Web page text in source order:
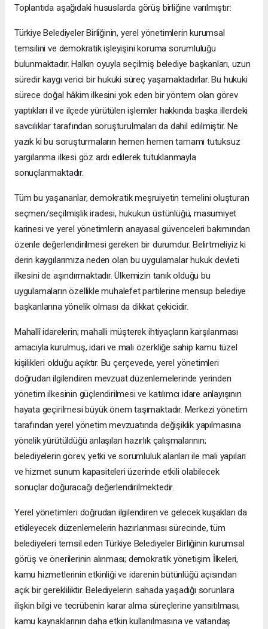
Toplantıda aşağıdaki hususlarda görüş birliğine varılmıştır:
Türkiye Belediyeler Birliğinin, yerel yönetimlerin kurumsal
temsilini ve demokratik işleyişini koruma sorumluluğu
bulunmaktadır. Halkın oyuyla seçilmiş belediye başkanları, uzun
süredir kaygı verici bir hukuki süreç yaşamaktadırlar. Bu hukuki
sürece doğal hâkim ilkesini yok eden bir yöntem olan görev
yaptıkları il ve ilçede yürütülen işlemler hakkında başka illerdeki
savcılıklar tarafından soruşturulmaları da dahil edilmiştir. Ne
yazık ki bu soruşturmaların hemen hemen tamamı tutuksuz
yargılanma ilkesi göz ardı edilerek tutuklanmayla
sonuçlanmaktadır.
Tüm bu yaşananlar, demokratik meşruiyetin temelini oluşturan
seçmen/seçilmişlik iradesi, hukukun üstünlüğü, masumiyet
karinesi ve yerel yönetimlerin anayasal güvenceleri bakımından
özenle değerlendirilmesi gereken bir durumdur. Belirtmeliyiz ki
derin kaygılarımıza neden olan bu uygulamalar hukuk devleti
ilkesini de aşındırmaktadır. Ülkemizin tanık olduğu bu
uygulamaların özellikle muhalefet partilerine mensup belediye
başkanlarına yönelik olması da dikkat çekicidir.
Mahallî idarelerin; mahalli müşterek ihtiyaçların karşılanması
amacıyla kurulmuş, idari ve mali özerkliğe sahip kamu tüzel
kişilikleri olduğu açıktır. Bu çerçevede, yerel yönetimleri
doğrudan ilgilendiren mevzuat düzenlemelerinde yerinden
yönetim ilkesinin güçlendirilmesi ve katılımcı idare anlayışının
hayata geçirilmesi büyük önem taşımaktadır. Merkezi yönetim
tarafından yerel yönetim mevzuatında değişiklik yapılmasına
yönelik yürütüldüğü anlaşılan hazırlık çalışmalarının;
belediyelerin görev, yetki ve sorumluluk alanları ile mali yapıları
ve hizmet sunum kapasiteleri üzerinde etkili olabilecek
sonuçlar doğuracağı değerlendirilmektedir.
Yerel yönetimleri doğrudan ilgilendiren ve gelecek kuşakları da
etkileyecek düzenlemelerin hazırlanması sürecinde, tüm
belediyeleri temsil eden Türkiye Belediyeler Birliğinin kurumsal
görüş ve önerilerinin alınması; demokratik yönetişim İlkeleri,
kamu hizmetlerinin etkinliği ve idarenin bütünlüğü açısından
açık bir gerekliliktir. Belediyelerin sahada yaşadığı sorunlara
ilişkin bilgi ve tecrübenin karar alma süreçlerine yansıtılması,
kamu kaynaklarının daha etkin kullanılmasına ve vatandaş